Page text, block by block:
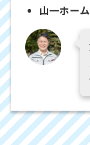
山一ホーム